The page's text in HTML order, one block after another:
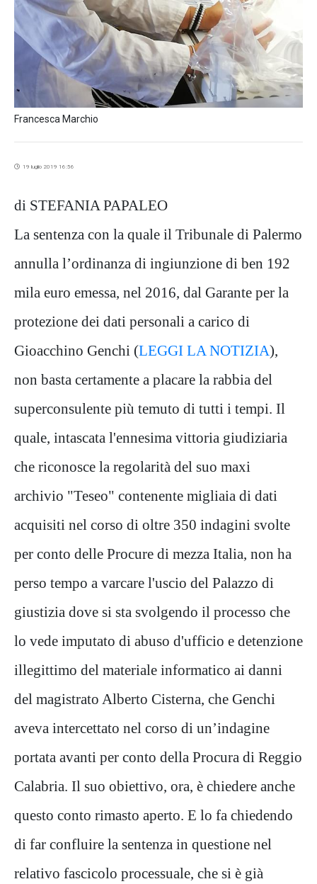
Francesca Marchio
19 luglio 2019 16:56
di STEFANIA PAPALEO
La sentenza con la quale il Tribunale di Palermo
annulla l’ordinanza di ingiunzione di ben 192
mila euro emessa, nel 2016, dal Garante per la
protezione dei dati personali a carico di
Gioacchino Genchi (LEGGI LA NOTIZIA),
non basta certamente a placare la rabbia del
superconsulente più temuto di tutti i tempi. Il
quale, intascata l'ennesima vittoria giudiziaria
che riconosce la regolarità del suo maxi
archivio "Teseo" contenente migliaia di dati
acquisiti nel corso di oltre 350 indagini svolte
per conto delle Procure di mezza Italia, non ha
perso tempo a varcare l'uscio del Palazzo di
giustizia dove si sta svolgendo il processo che
lo vede imputato di abuso d'ufficio e detenzione
illegittimo del materiale informatico ai danni
del magistrato Alberto Cisterna, che Genchi
aveva intercettato nel corso di un’indagine
portata avanti per conto della Procura di Reggio
Calabria. Il suo obiettivo, ora, è chiedere anche
questo conto rimasto aperto. E lo fa chiedendo
di far confluire la sentenza in questione nel
relativo fascicolo processuale, che si è già